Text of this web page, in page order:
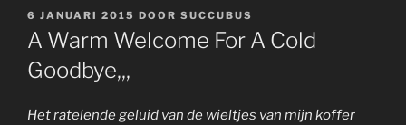
GEPLAATST
OP
6 JANUARI 2015 DOOR SUCCUBUS
A Warm Welcome For A Cold
Goodbye,,,
Het ratelende geluid van de wieltjes van mijn koffer